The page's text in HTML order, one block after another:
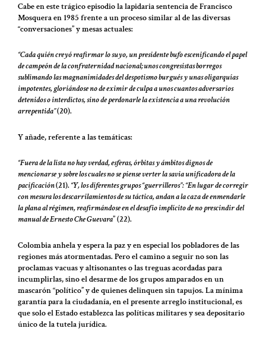
Cabe en este trágico episodio la lapidaria sentencia de Francisco
Mosquera en 1985 frente a un proceso similar al de las diversas
“conversaciones” y mesas actuales:
“Cada quién creyó reafirmar lo suyo, un presidente bufo escenificando el papel
de campeón de la confraternidad nacional; unos congresistas borregos
sublimando las magnanimidades del despotismo burgués y unas oligarquías
impotentes, gloriándose no de eximir de culpa a unos cuantos adversarios
detenidos o interdictos, sino de perdonarle la existencia a una revolución
arrepentida”(20).
Y añade, referente a las temáticas:
“Fuera de la lista no hay verdad, esferas, órbitas y ámbitos dignos de
mencionarse y sobre los cuales no se piense verter la savia unificadora de la
pacificación(21). “Y, los diferentes grupos “guerrilleros”: “En lugar de corregir
con mesura los descarrilamientos de su táctica, andan a la caza de enmendarle
la plana al régimen, reafirmándose en el desafío implícito de no prescindir del
manual de Ernesto Che Guevara” (22).
Colombia anhela y espera la paz y en especial los pobladores de las
regiones más atormentadas. Pero el camino a seguir no son las
proclamas vacuas y altisonantes o las treguas acordadas para
incumplirlas, sino el desarme de los grupos amparados en un
mascarón “político” y de quienes delinquen sin tapujos. La mínima
garantía para la ciudadanía, en el presente arreglo institucional, es
que solo el Estado establezca las políticas militares y sea depositario
único de la tutela jurídica.